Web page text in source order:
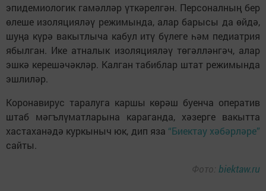
эпидемиологик гамәлләр үткәрелгән. Персоналның бер
өлеше изоляцияләү режимында, алар барысы да өйдә,
шуңа күрә вакытлыча кабул итү бүлеге һәм педиатрия
ябылган. Ике атналык изоляцияләү төгәлләнгәч, алар
эшкә керешәчәкләр. Калган табиблар штат режимында
эшлиләр.
Коронавирус таралуга каршы көрәш буенча оператив
штаб мәгълүматларына караганда, хәзерге вакытта
хастаханәдә куркыныч юк, дип яза “Биектау хәбәрләре”
сайты.
Фото: biektaw.ru